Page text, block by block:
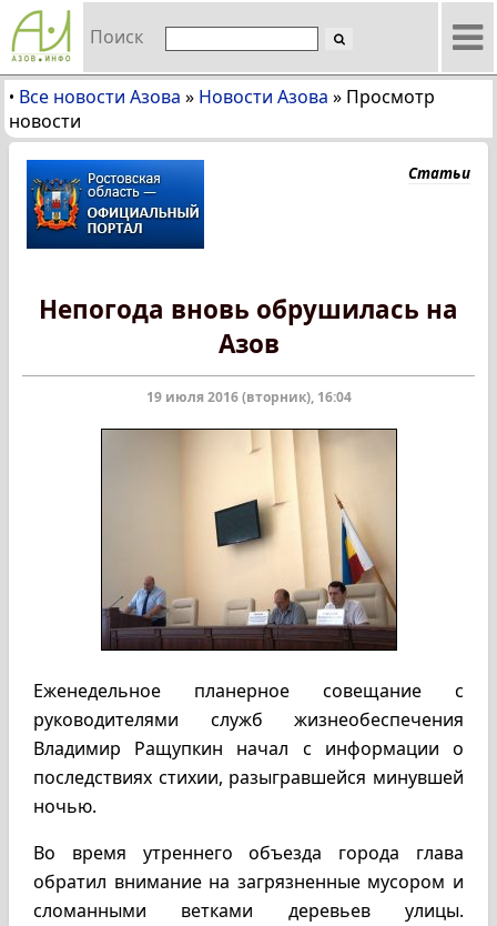
Поиск
• Все новости Азова » Новости Азова » Просмотр
новости
Статьи
Непогода вновь обрушилась на
Азов
19 июля 2016 (вторник), 16:04
Еженедельное планерное совещание с
руководителями служб жизнеобеспечения
Владимир Ращупкин начал с информации о
последствиях стихии, разыгравшейся минувшей
ночью.
Во время утреннего объезда города глава
обратил внимание на загрязненные мусором и
сломанными ветками деревьев улицы.